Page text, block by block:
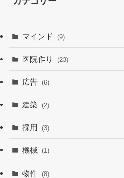
マインド (9)
医院作り (23)
広告 (6)
建築 (2)
採用 (3)
機械 (1)
物件 (8)